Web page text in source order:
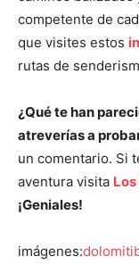
competente de
que visites estos
rutas de
¿Qué te han
atreverías a
un comentario. Si
aventura visita
¡Geniales!
imágenes: